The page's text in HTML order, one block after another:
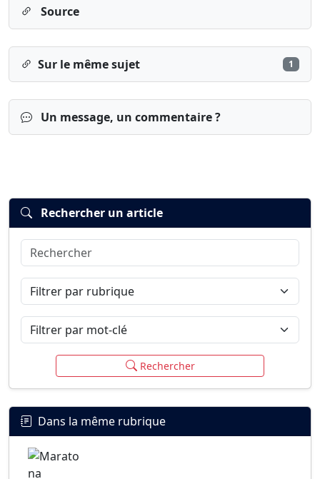
Source
Sur le même sujet 1
Un message, un commentaire ?
Connexion
Rechercher un article
Rechercher
Filtrer par rubrique
Filtrer par mot-clé
Rechercher
Dans la même rubrique